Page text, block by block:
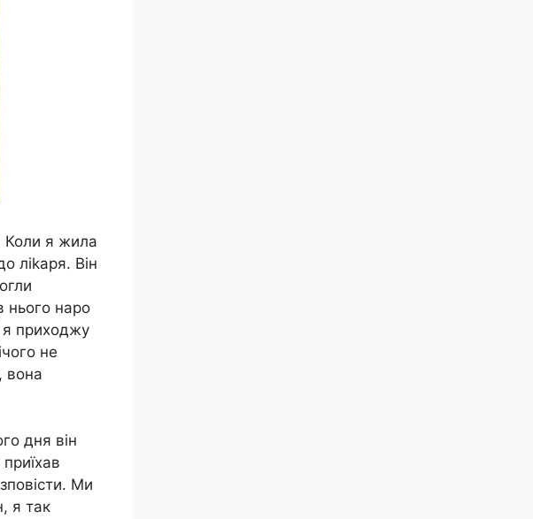
Коли я жила
ліkаря. Він
нього наро
я приходжу
не
вона
дня він
Ми
я так